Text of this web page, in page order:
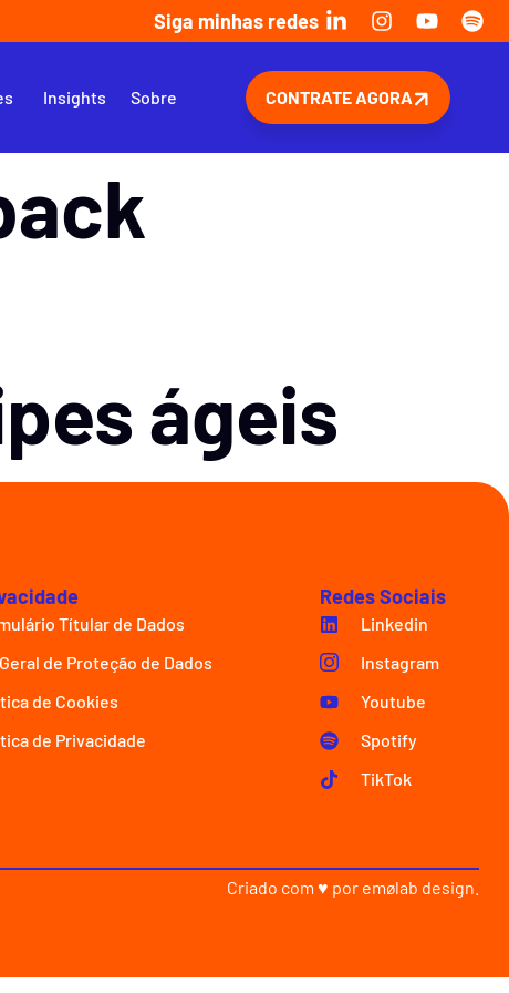
Siga minhas redes
Insights Sobre CONTRATE AGORA
ágeis
Títular de Dados
de Proteção de Dados
de Cookies
de Privacidade
Redes Sociais
Linkedin
Instagram
Youtube
Spotify
TikTok
Criado com ♥ por emølab design